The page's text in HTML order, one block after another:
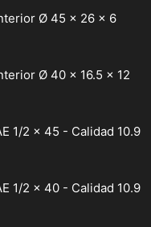
Ø 45 x 26 x 6
Ø 40 x 16.5 x 12
1/2 x 45 - Calidad 10.9
1/2 x 40 - Calidad 10.9